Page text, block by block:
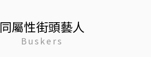
同屬性街頭藝人
Buskers